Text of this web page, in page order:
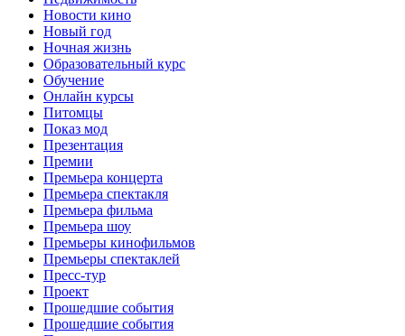
Новости кино
Новый год
Ночная жизнь
Образовательный курс
Обучение
Онлайн курсы
Питомцы
Показ мод
Презентация
Премии
Премьера концерта
Премьера спектакля
Премьера фильма
Премьера шоу
Премьеры кинофильмов
Премьеры спектаклей
Пресс-тур
Проект
Прошедшие события
Прошедшие события